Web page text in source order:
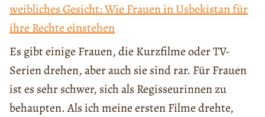
weibliches Gesicht: Wie Frauen in Usbekistan für
ihre Rechte einstehen
Es gibt einige Frauen, die Kurzfilme oder TV-
Serien drehen, aber auch sie sind rar. Für Frauen
ist es sehr schwer, sich als Regisseurinnen zu
behaupten. Als ich meine ersten Filme drehte,